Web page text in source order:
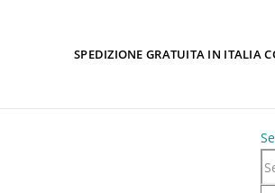
SPEDIZIONE GRATUITA IN ITALIA